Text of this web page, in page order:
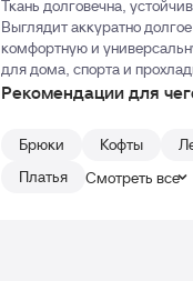
Ткань долговечна,
Выглядит аккуратно
комфортную и
для дома, спорта и
Рекомендации для
Брюки Кофты
Платья
Смотреть все